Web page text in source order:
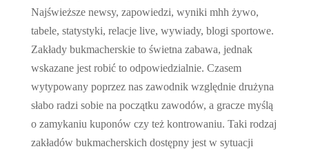
Najświeższe newsy, zapowiedzi, wyniki mhh żywo,
tabele, statystyki, relacje live, wywiady, blogi sportowe.
Zakłady bukmacherskie to świetna zabawa, jednak
wskazane jest robić to odpowiedzialnie. Czasem
wytypowany poprzez nas zawodnik względnie drużyna
słabo radzi sobie na początku zawodów, a gracze myślą
o zamykaniu kuponów czy też kontrowaniu. Taki rodzaj
zakładów bukmacherskich dostępny jest w sytuacji